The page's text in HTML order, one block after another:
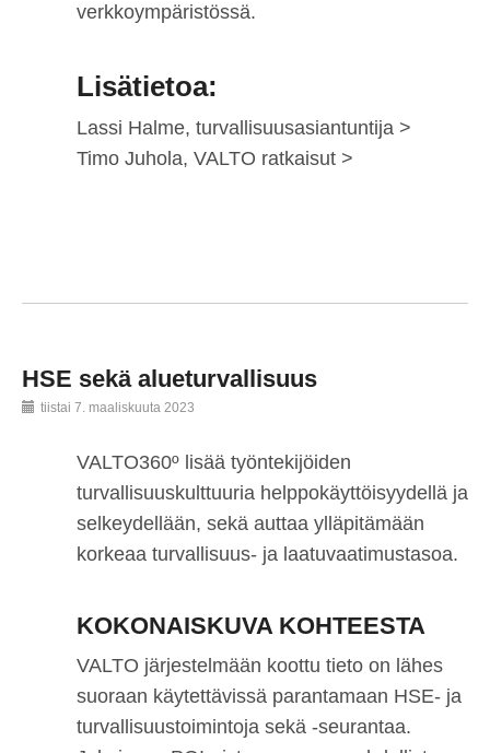
verkkoympäristössä.
Lisätietoa:
Lassi Halme, turvallisuusasiantuntija >
Timo Juhola, VALTO ratkaisut >
HSE sekä alueturvallisuus
tiistai 7. maaliskuuta 2023
VALTO360º lisää työntekijöiden
turvallisuuskulttuuria helppokäyttöisyydellä ja
selkeydellään, sekä auttaa ylläpitämään
korkeaa turvallisuus- ja laatuvaatimustasoa.
KOKONAISKUVA KOHTEESTA
VALTO järjestelmään koottu tieto on lähes
suoraan käytettävissä parantamaan HSE- ja
turvallisuustoimintoja sekä -seurantaa.